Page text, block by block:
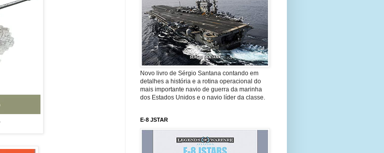
Novo livro de Sérgio Santana contando em
detalhes a história e a rotina operacional do
mais importante navio de guerra da marinha
dos Estados Unidos e o navio líder da classe.
E-8 JSTAR